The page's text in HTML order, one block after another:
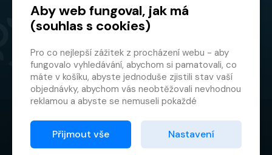
Hlavní partner
© 2026 GMF Aquapark Prague, a.s.
Ochrana osobních údajů
Aby web fungoval, jak má
(souhlas s cookies)
Pro co nejlepší zážitek z procházení webu - aby
fungovalo vyhledávání, abychom si pamatovali, co
máte v košíku, abyste jednoduše zjistili stav vaší
objednávky, abychom vás neobtěžovali nevhodnou
reklamou a abyste se nemuseli pokaždé
Proto od vás potřebujeme souhlas se
zpracováním souborů cookies
Přijmout vše Nastavení